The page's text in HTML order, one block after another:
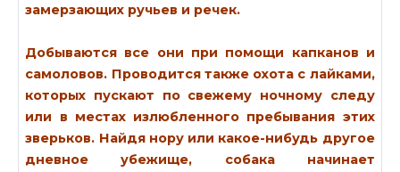
замерзающих ручьев и речек.
Добываются все они при помощи капканов и
самоловов. Проводится также охота с лайками,
которых пускают по свежему ночному следу
или в местах излюбленного пребывания этих
зверьков. Найдя нору или какое-нибудь другое
дневное убежище, собака начинает